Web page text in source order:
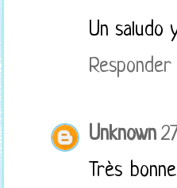
Un saludo
Responder
Unknown
Très